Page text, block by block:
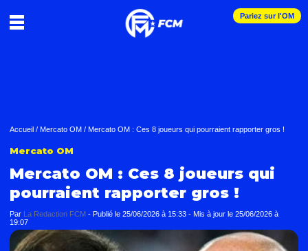
Pariez sur l'OM
Accueil / Mercato OM / Mercato OM : Ces 8 joueurs qui pourraient rapporter gros !
Mercato OM
Mercato OM : Ces 8 joueurs qui
pourraient rapporter gros !
Par La Redaction FCM - Publié le 25/06/2026 à 15:33 - Mis à jour le 25/06/2026 à
19:07